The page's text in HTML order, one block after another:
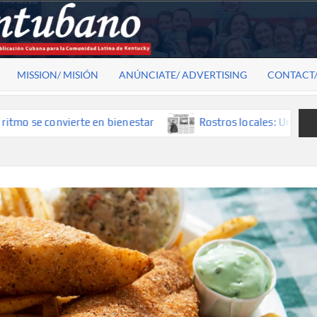
MISSION/ MISIÓN ANÚNCIATE/ ADVERTISING
convierte en bienestar Rostros locales: Una mirada